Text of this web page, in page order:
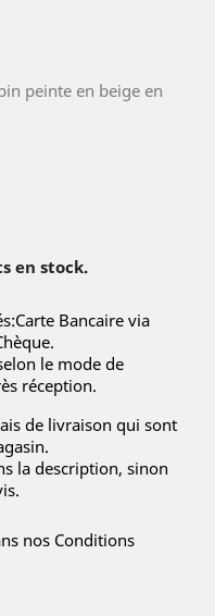
peinte en beige en
en stock.
Bancaire via
le mode de
réception.
de livraison qui sont
la description, sinon
nos Conditions